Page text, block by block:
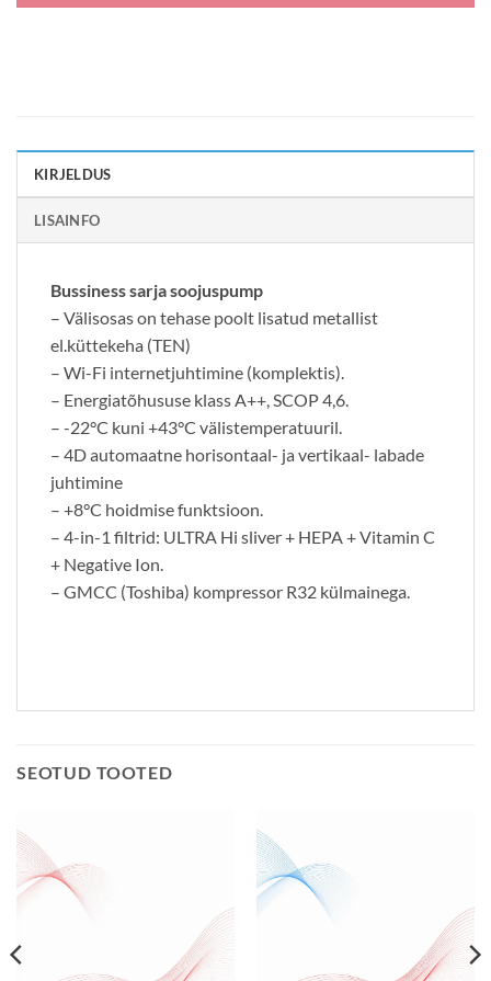
KIRJELDUS
LISAINFO
Bussiness sarja soojuspump
– Välisosas on tehase poolt lisatud metallist
el.küttekeha (TEN)
– Wi-Fi internetjuhtimine (komplektis).
– Energiatõhususe klass A++, SCOP 4,6.
– -22°C kuni +43°C välistemperatuuril.
– 4D automaatne horisontaal- ja vertikaal- labade
juhtimine
– +8°C hoidmise funktsioon.
– 4-in-1 filtrid: ULTRA Hi sliver + HEPA + Vitamin C
+ Negative Ion.
– GMCC (Toshiba) kompressor R32 külmainega.
SEOTUD TOOTED